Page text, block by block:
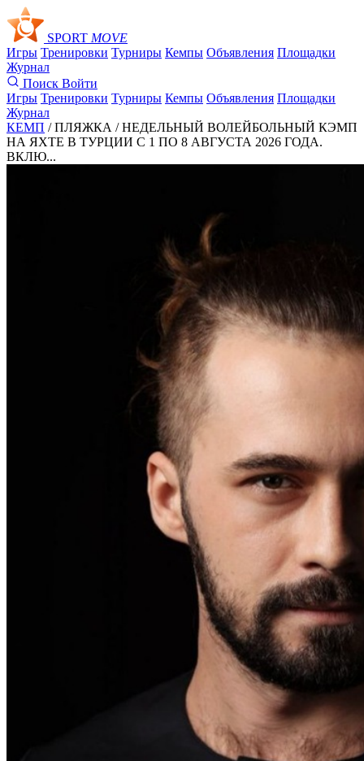
SPORT MOVE
Игры Тренировки Турниры Кемпы Объявления Площадки
Журнал
Поиск Войти
Игры Тренировки Турниры Кемпы Объявления Площадки
Журнал
КЕМП / ПЛЯЖКА /НЕДЕЛЬНЫЙ ВОЛЕЙБОЛЬНЫЙ КЭМП
НА ЯХТЕ В ТУРЦИИ С 1 ПО 8 АВГУСТА 2026 ГОДА.
ВКЛЮ...